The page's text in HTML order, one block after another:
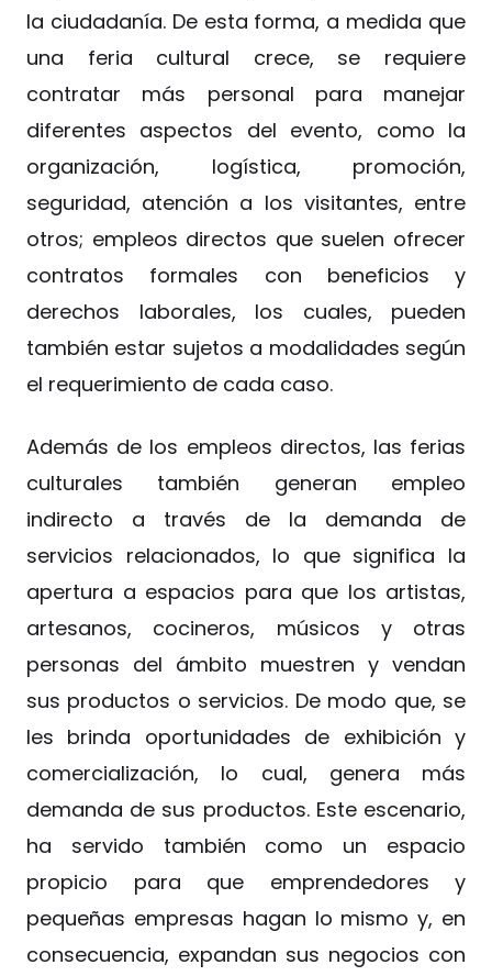
la ciudadanía. De esta forma, a medida que
una feria cultural crece, se requiere
contratar más personal para manejar
diferentes aspectos del evento, como la
organización, logística, promoción,
seguridad, atención a los visitantes, entre
otros; empleos directos que suelen ofrecer
contratos formales con beneficios y
derechos laborales, los cuales, pueden
también estar sujetos a modalidades según
el requerimiento de cada caso.
Además de los empleos directos, las ferias
culturales también generan empleo
indirecto a través de la demanda de
servicios relacionados, lo que significa la
apertura a espacios para que los artistas,
artesanos, cocineros, músicos y otras
personas del ámbito muestren y vendan
sus productos o servicios. De modo que, se
les brinda oportunidades de exhibición y
comercialización, lo cual, genera más
demanda de sus productos. Este escenario,
ha servido también como un espacio
propicio para que emprendedores y
pequeñas empresas hagan lo mismo y, en
consecuencia, expandan sus negocios con